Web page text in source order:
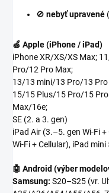
🚫 nebyť upravené
🍏 Apple (iPhone / iPad)
iPhone XR/XS/XS Max;
Pro/12 Pro Max;
13/13 mini/13 Pro/13
15/15 Plus/15 Pro/15
Max/16e;
SE (2. a 3. gen)
iPad Air (3.–5. gen Wi-Fi
Wi-Fi + Cellular), iPad mini
🤖 Android (výber
Samsung: S20–S25 (vr.